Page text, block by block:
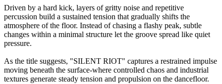
Driven by a hard kick, layers of gritty noise and repetitive
percussion build a sustained tension that gradually shifts the
atmosphere of the floor. Instead of chasing a flashy peak, subtle
changes within a minimal structure let the groove spread like quiet
pressure.
As the title suggests, "SILENT RIOT" captures a restrained impulse
moving beneath the surface-where controlled chaos and industrial
textures generate steady tension and propulsion on the dancefloor.